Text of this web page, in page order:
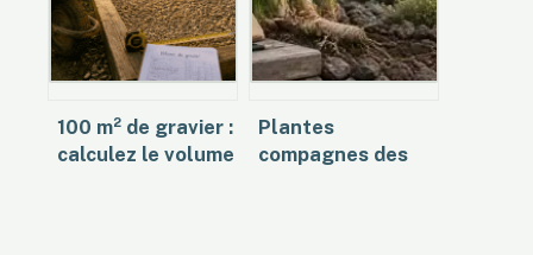
100 m² de gravier :
calculez le volume
Plantes
compagnes des